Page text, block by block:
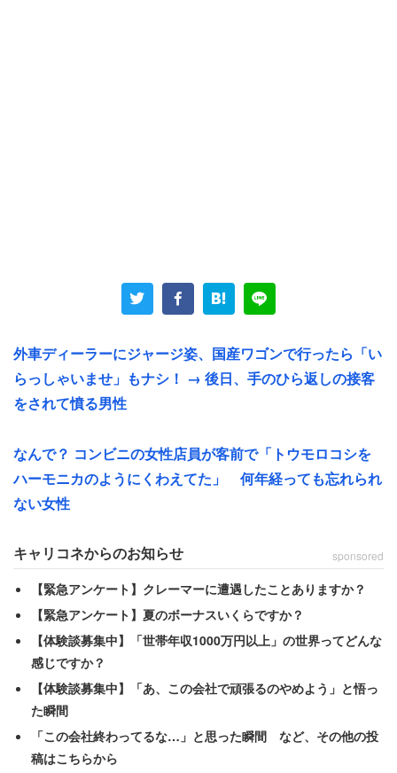
れたという女性。「少しは時給があがるかな？」と期待し
「行きます」と快諾した。すると、上司から衝撃的な言葉
が続いた。
「まぁ、あなたをリーダーにしたり社員にしたりする気は
ないですけどね」
「行きますと言った手前 行きましたけど、おかしいです
よね。ちなみにずっと最低賃金です」
会社は単に人材教育をしただけで、その努力に報いる気は
ないというのだ。しかし働く人の努力や意欲をないがしろ
にするような職場では、教育の成果など現れないのではな
外車ディーラーにジャージ姿、国産ワゴンで行ったら「い
らっしゃいませ」もナシ！ → 後日、手のひら返しの接客
をされて憤る男性
なんで？ コンビニの女性店員が客前で「トウモロコシを
ハーモニカのようにくわえてた」 何年経っても忘れられ
ない女性
キャリコネからのお知らせ sponsored
【緊急アンケート】クレーマーに遭遇したことありますか？
【緊急アンケート】夏のボーナスいくらですか？
【体験談募集中】「世帯年収1000万円以上」の世界ってどんな
感じですか？
【体験談募集中】「あ、この会社で頑張るのやめよう」と悟っ
た瞬間
「この会社終わってるな…」と思った瞬間 など、その他の投
稿はこちらから